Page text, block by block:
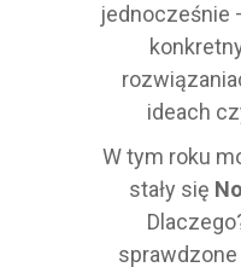
jednocześnie
ideach
W tym roku
stały się
sprawdzone